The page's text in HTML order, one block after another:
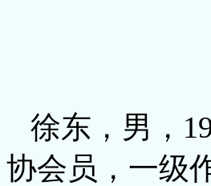
徐东，男，
协会员，一级